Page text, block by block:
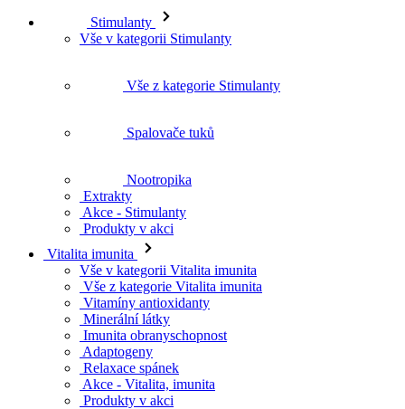
Stimulanty
Vše v kategorii Stimulanty
Vše z kategorie Stimulanty
Spalovače tuků
Nootropika
Extrakty
Akce - Stimulanty
Produkty v akci
Vitalita imunita
Vše v kategorii Vitalita imunita
Vše z kategorie Vitalita imunita
Vitamíny antioxidanty
Minerální látky
Imunita obranyschopnost
Adaptogeny
Relaxace spánek
Akce - Vitalita, imunita
Produkty v akci